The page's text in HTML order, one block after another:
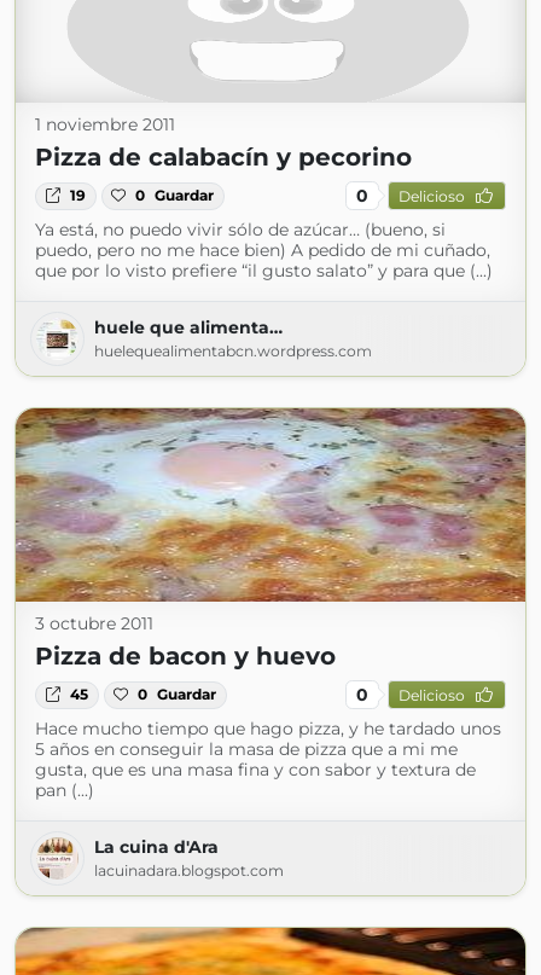
1 noviembre 2011
Pizza de calabacín y pecorino
19 0 Guardar 0 Delicioso
Ya está, no puedo vivir sólo de azúcar… (bueno, si
puedo, pero no me hace bien) A pedido de mi cuñado,
que por lo visto prefiere “il gusto salato” y para que (...)
huele que alimenta…
huelequealimentabcn.wordpress.com
3 octubre 2011
Pizza de bacon y huevo
45 0 Guardar 0 Delicioso
Hace mucho tiempo que hago pizza, y he tardado unos
5 años en conseguir la masa de pizza que a mi me
gusta, que es una masa fina y con sabor y textura de
pan (...)
La cuina d'Ara
lacuinadara.blogspot.com